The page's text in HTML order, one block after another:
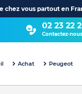
chez vous partout en
02 23 22
Contactez-nous
Achat Peugeot